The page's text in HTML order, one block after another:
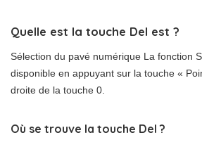
Quelle est la touche Del est ?
Sélection du pavé numérique La fonction
disponible en appuyant sur la touche «
droite de la touche 0.
Où se trouve la touche Del ?